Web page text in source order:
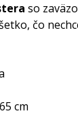
so
čo
cm